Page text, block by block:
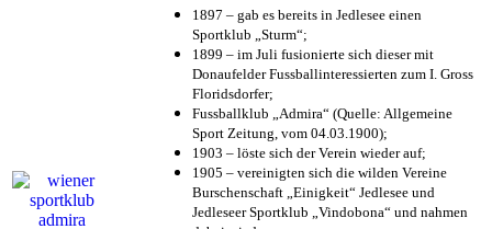
1897 – gab es bereits in Jedlesee einen
Sportklub „Sturm“;
1899 – im Juli fusionierte sich dieser mit
Donaufelder Fussballinteressierten zum I. Gross
Floridsdorfer;
Fussballklub „Admira“ (Quelle: Allgemeine
Sport Zeitung, vom 04.03.1900);
1903 – löste sich der Verein wieder auf;
1905 – vereinigten sich die wilden Vereine
Burschenschaft „Einigkeit“ Jedlesee und
Jedleseer Sportklub „Vindobona“ und nahmen